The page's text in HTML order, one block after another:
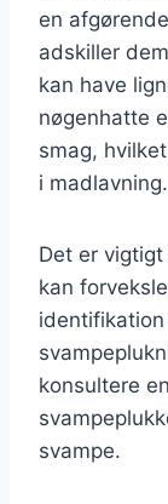
en
adskiller
kan have
nøgenhatte
smag,
i madlavning.
Det er
kan
konsultere
svampe.